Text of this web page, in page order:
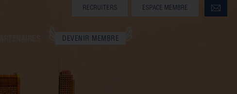
DEVENIR MEMBRE
RECRUITERS ESPACE MEMBRE